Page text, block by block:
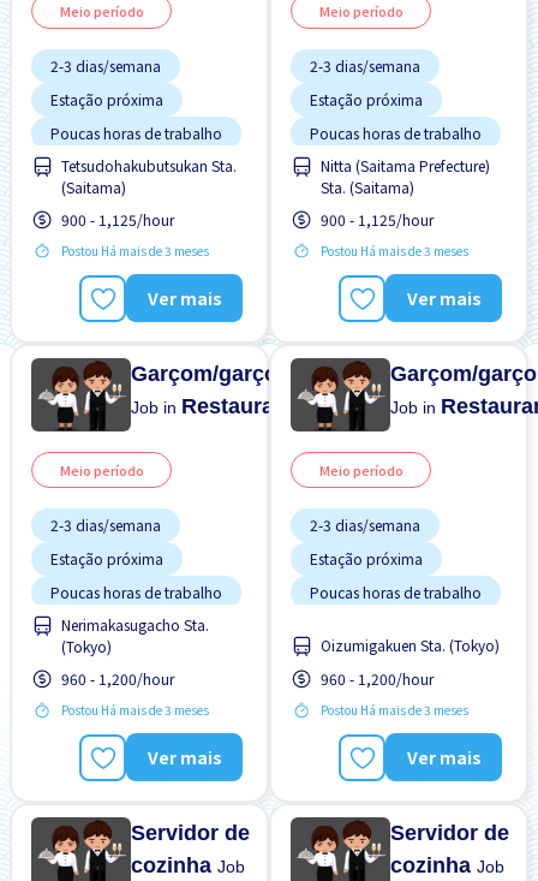
Meio período
2-3 dias/semana
Estação próxima
Poucas horas de trabalho
Transporte pago
Turno FDS
Tetsudohakubutsukan Sta.
(Saitama)
900 - 1,125/hour
Postou Há mais de 3 meses
Ver mais
Meio período
2-3 dias/semana
Estação próxima
Poucas horas de trabalho
Transporte pago
Turno FDS
Nitta (Saitama Prefecture)
Sta. (Saitama)
900 - 1,125/hour
Postou Há mais de 3 meses
Ver mais
Garçom/garçonete
Job in Restaurante
Meio período
2-3 dias/semana
Estação próxima
Poucas horas de trabalho
Transporte pago
Turno FDS
Nerimakasugacho Sta.
(Tokyo)
960 - 1,200/hour
Postou Há mais de 3 meses
Ver mais
Garçom/
Job in
Meio período
2-3 dias/semana
Estação próxima
Poucas horas de trabalho
Turno FDS
Oizumigakuen Sta. (Tokyo)
960 - 1,200/hour
Postou Há mais de 3 meses
Ver mais
Servidor de
cozinhaJob
Servidor de
cozinhaJob